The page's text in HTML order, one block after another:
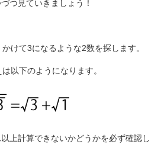
つ見ていきましょう！
かけて3になるような2数を探します。
以下のようになります。
上計算できないかどうかを必ず確認し